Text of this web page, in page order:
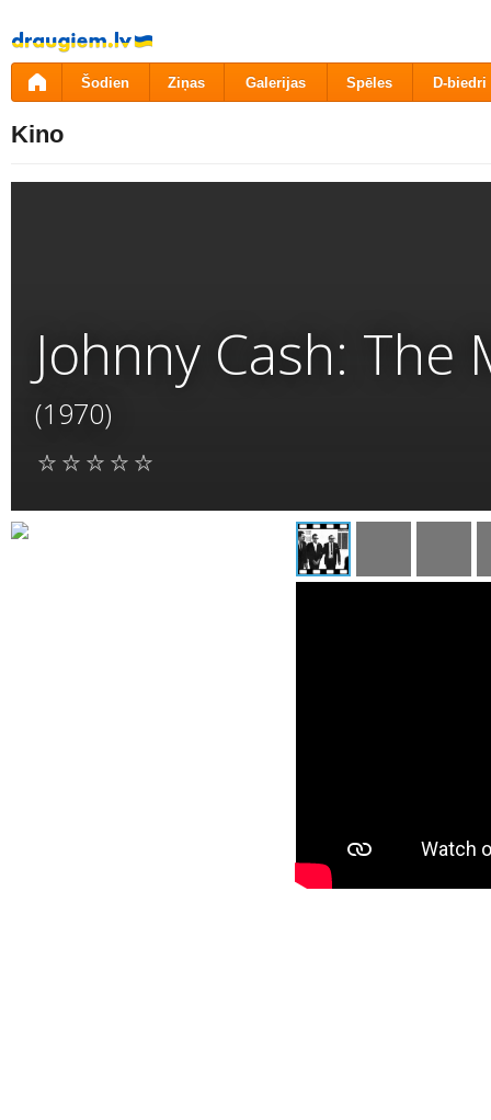
Pāriet
uz
saturu
Šodien Ziņas Galerijas Spēles D-biedri
Kino
Johnny Cash:
(1970)